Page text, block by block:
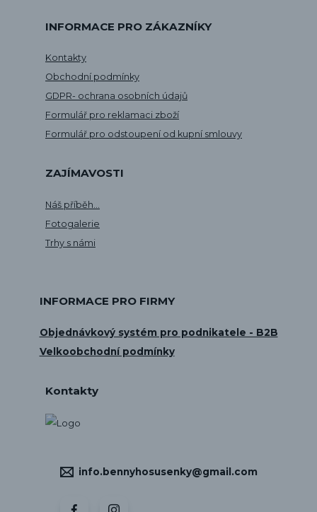
INFORMACE PRO ZÁKAZNÍKY
Kontakty
Obchodní podmínky
GDPR- ochrana osobních údajů
Formulář pro reklamaci zboží
Formulář pro odstoupení od kupní smlouvy
ZAJÍMAVOSTI
Náš příběh...
Fotogalerie
Trhy s námi
INFORMACE PRO FIRMY
Objednávkový systém pro podnikatele - B2B
Velkoobchodní podmínky
Kontakty
info.bennyhosusenky@gmail.com